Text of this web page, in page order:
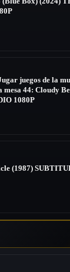
juegos de la
mesa 44: Cloudy
1080P
(1987)